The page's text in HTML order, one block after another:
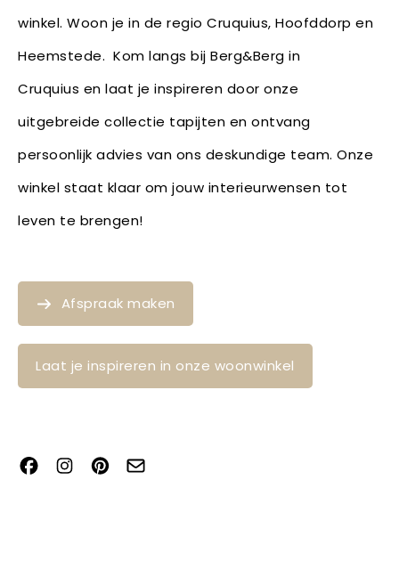
winkel. Woon je in de regio Cruquius, Hoofddorp en
Heemstede. Kom langs bij Berg&Berg in
Cruquius en laat je inspireren door onze
uitgebreide collectie tapijten en ontvang
persoonlijk advies van ons deskundige team. Onze
winkel staat klaar om jouw interieurwensen tot
leven te brengen!
Afspraak maken
Laat je inspireren in onze woonwinkel